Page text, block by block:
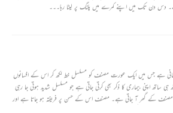
دس دن تک میں اپنے کمرے میں پلنگ پر لیٹا رہا۔۔۔
کہانی ہے جس میں ایک عورت مصنف کو مسلسل خط لکھ کر اس کے افسانوں
ساتھ اپنی بیماری کا ذکر بھی کرتی جاتی ہے جو مسلسل شدید ہوتی جا رہی
کے گھر آ جاتی ہے۔ مصنف اس کے حسن پر فریفتہ ہو جاتا ہے اور
وہ عورت اس کی بیوی ہے جس سے ڈیڑھ برس پہلے اس نے نکاح کیا